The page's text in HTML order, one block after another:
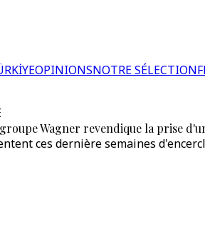
OPINIONSNOTRE SÉLECTION
Wagner revendique la prise
ces dernière semaines